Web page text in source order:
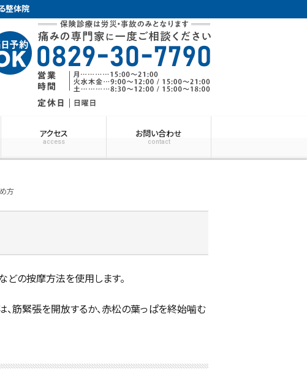
整体院
アクセス
access
お問い合わせ
contact
方
どの按摩方法を使用します。
筋緊張を開放するか、赤松の葉っぱを終始噛む